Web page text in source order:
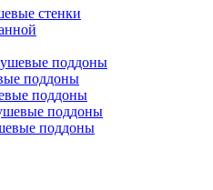
стенки
поддоны
поддоны
поддоны
поддоны
поддоны